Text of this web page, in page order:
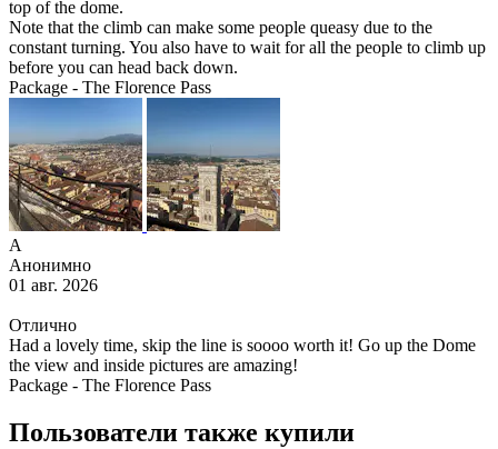
top of the dome.
Note that the climb can make some people queasy due to the
constant turning. You also have to wait for all the people to climb up
before you can head back down.
Package - The Florence Pass
А
Анонимно
01 авг. 2026
Отлично
Had a lovely time, skip the line is soooo worth it! Go up the Dome
the view and inside pictures are amazing!
Package - The Florence Pass
Пользователи также купили